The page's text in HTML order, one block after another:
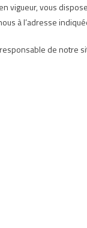
vigueur, vous
à l’adresse
de notre